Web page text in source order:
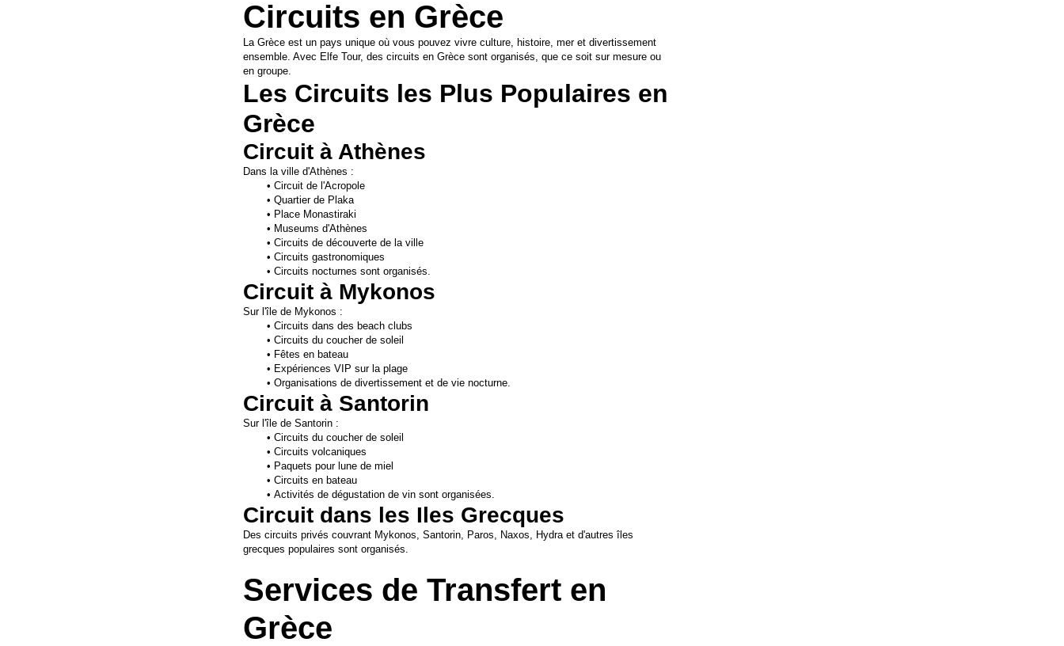
Circuits en Grèce
La Grèce est un pays unique où vous pouvez vivre culture, histoire, mer et divertissement
ensemble. Avec Elfe Tour, des circuits en Grèce sont organisés, que ce soit sur mesure ou
en groupe.
Les Circuits les Plus Populaires en
Grèce
Circuit à Athènes
Dans la ville d'Athènes :
Circuit de l'Acropole
Quartier de Plaka
Place Monastiraki
Museums d'Athènes
Circuits de découverte de la ville
Circuits gastronomiques
Circuits nocturnes sont organisés.
Circuit à Mykonos
Sur l'île de Mykonos :
Circuits dans des beach clubs
Circuits du coucher de soleil
Fêtes en bateau
Expériences VIP sur la plage
Organisations de divertissement et de vie nocturne.
Circuit à Santorin
Sur l'île de Santorin :
Circuits du coucher de soleil
Circuits volcaniques
Paquets pour lune de miel
Circuits en bateau
Activités de dégustation de vin sont organisées.
Circuit dans les Iles Grecques
Des circuits privés couvrant Mykonos, Santorin, Paros, Naxos, Hydra et d'autres îles
grecques populaires sont organisés.
Services de Transfert en
Grèce